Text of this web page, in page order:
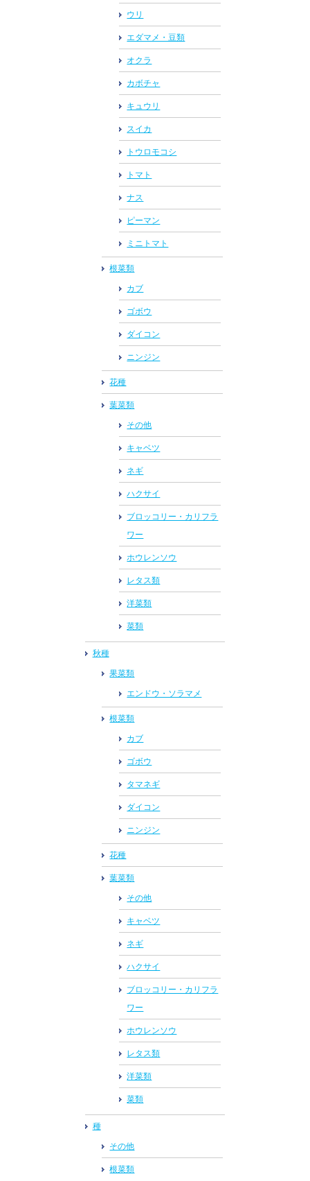
ウリ
エダマメ・豆類
オクラ
カボチャ
キュウリ
スイカ
トウロモコシ
トマト
ナス
ピーマン
ミニトマト
根菜類
カブ
ゴボウ
ダイコン
ニンジン
花種
葉菜類
その他
キャベツ
ネギ
ハクサイ
ブロッコリー・カリフラ
ワー
ホウレンソウ
レタス類
洋菜類
菜類
秋種
果菜類
エンドウ・ソラマメ
根菜類
カブ
ゴボウ
タマネギ
ダイコン
ニンジン
花種
葉菜類
その他
キャベツ
ネギ
ハクサイ
ブロッコリー・カリフラ
ワー
ホウレンソウ
レタス類
洋菜類
菜類
種
その他
根菜類